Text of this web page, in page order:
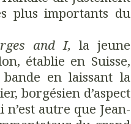
plus importants du
and I, la jeune
établie en Suisse,
en laissant la
borgésien d’aspect
autre que Jean-